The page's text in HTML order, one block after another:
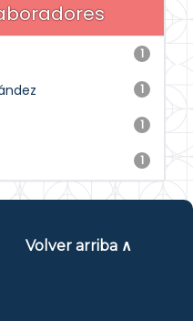
1
1
1
1
Volver arriba ∧